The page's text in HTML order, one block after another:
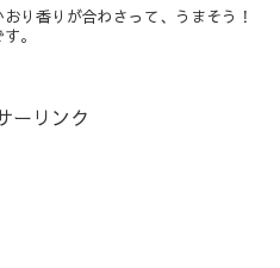
り香りが合わさって、うまそう！
。
ーリンク